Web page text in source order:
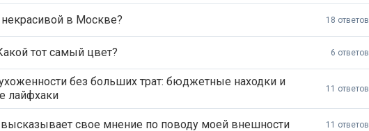
в Москве? 18 ответов
тот самый цвет? 6 ответов
без больших трат: бюджетные находки и
лайфхаки
11 ответов
свое мнение по поводу моей внешности 11 ответов